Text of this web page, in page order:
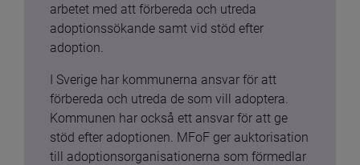
arbetet med att förbereda och utreda
adoptionssökande samt vid stöd efter
adoption.
I Sverige har kommunerna ansvar för att
förbereda och utreda de som vill adoptera.
Kommunen har också ett ansvar för att ge
stöd efter adoptionen. MFoF ger auktorisation
till adoptionsorganisationerna som förmedlar